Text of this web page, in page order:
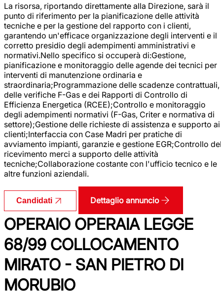
La risorsa, riportando direttamente alla Direzione, sarà il
punto di riferimento per la pianificazione delle attività
tecniche e per la gestione del rapporto con i clienti,
garantendo un'efficace organizzazione degli interventi e il
corretto presidio degli adempimenti amministrativi e
normativi.Nello specifico si occuperà di:Gestione,
pianificazione e monitoraggio delle agende dei tecnici per
interventi di manutenzione ordinaria e
straordinaria;Programmazione delle scadenze contrattuali,
delle verifiche F-Gas e dei Rapporti di Controllo di
Efficienza Energetica (RCEE);Controllo e monitoraggio
degli adempimenti normativi (F-Gas, Criter e normativa di
settore);Gestione delle richieste di assistenza e supporto ai
clienti;Interfaccia con Case Madri per pratiche di
avviamento impianti, garanzie e gestione EGR;Controllo
ricevimento merci a supporto delle attività
tecniche;Collaborazione costante con l'ufficio tecnico e le
altre funzioni aziendali.
Candidati Dettaglio annuncio
OPERAIO OPERAIA LEGGE
68/99 COLLOCAMENTO
MIRATO - SAN PIETRO DI
MORUBIO